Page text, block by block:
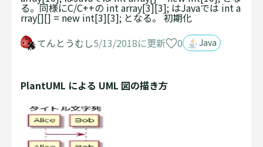
る。同様にC/C++の int array[3][3]; はJavaでは int a
rray[][] = new int[3][3]; となる。 初期化
てんとうむし5/13/2018に更新 0 Java
PlantUML による UML 図の描き方